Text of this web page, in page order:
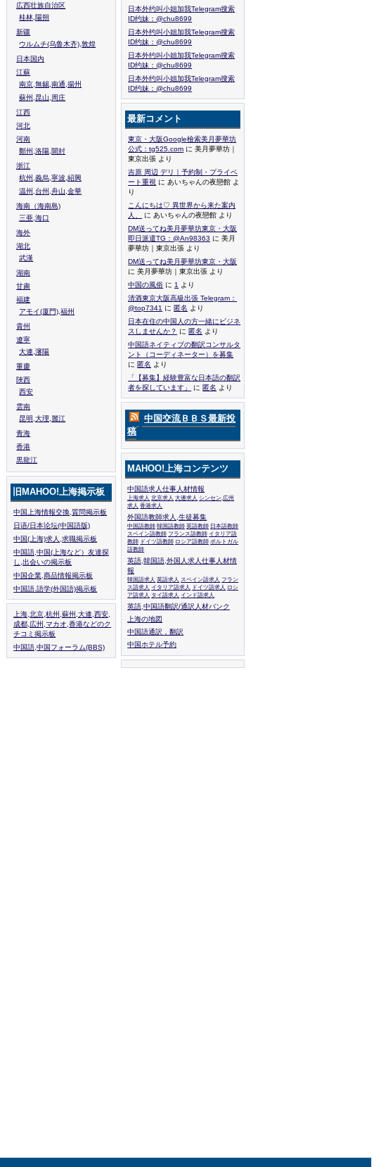
広西壮族自治区
桂林,陽朔
新疆
ウルムチ(乌鲁木齐),敦煌
日本国内
江蘇
南京,無錫,南通,揚州
蘇州,昆山,周庄
江西
河北
河南
鄭州,洛陽,開封
浙江
杭州,義烏,寧波,紹興
温州,台州,舟山,金華
海南（海南島)
三亜,海口
海外
湖北
武漢
湖南
甘粛
福建
アモイ(厦門),福州
貴州
遼寧
大連,瀋陽
重慶
陜西
西安
雲南
昆明,大理,麗江
青海
香港
黒龍江
旧MAHOO!上海掲示板
中国上海情報交換,質問掲示板
日语/日本论坛(中国語版)
中国(上海)求人,求職掲示板
中国語,中国(上海など）友達探
し,出会いの掲示板
中国企業,商品情報掲示板
中国語.語学(外国語)掲示板
上海,北京,杭州,蘇州,大連,西安,
成都,広州,マカオ,香港などのク
チコミ掲示板
中国語,中国フォーラム(BBS)
日本外约叫小姐加我Telegram搜索
ID约妹：@chu8699
日本外约叫小姐加我Telegram搜索
ID约妹：@chu8699
日本外约叫小姐加我Telegram搜索
ID约妹：@chu8699
日本外约叫小姐加我Telegram搜索
ID约妹：@chu8699
最新コメント
東京・大阪Google檢索美月夢華坊
公式：tg525.com に 美月夢華坊｜
東京出張 より
吉原 周辺 デリ｜予約制・プライベ
ート重視 に あいちゃんの夜戀館 よ
り
こんにちは♡ 異世界から来た案内
人、
に あいちゃんの夜戀館 より
DM送ってね美月夢華坊東京・大阪
即日派遣TG：@An98363 に 美月
夢華坊｜東京出張 より
DM送ってね美月夢華坊東京・大阪
に 美月夢華坊｜東京出張 より
中国の風俗 に 1
より
清酒東京大阪高級出張 Telegram：
@top7341 に 匿名 より
日本在住の中国人の方一緒にビジネ
スしませんか？ に 匿名 より
中国語ネイティブの翻訳コンサルタ
ント（コーディネーター）を募集
に 匿名 より
「【募集】経験豊富な日本語の翻訳
者を探しています」
に 匿名 より
中国交流ＢＢＳ最新投
稿
MAHOO!上海コンテンツ
中国語求人仕事人材情報
上海求人 北京求人 大連求人 シンセン,広州
求人 香港求人
外国語教師求人,生徒募集
中国語教師 韓国語教師 英語教師 日本語教師
スペイン語教師 フランス語教師 イタリア語
教師 ドイツ語教師 ロシア語教師 ポルトガル
語教師
英語,韓国語,外国人求人仕事人材情
報
韓国語求人 英語求人 スペイン語求人 フラン
ス語求人 イタリア語求人 ドイツ語求人 ロシ
ア語求人 タイ語求人 インド語求人
英語,中国語翻訳/通訳人材バンク
上海の地図
中国語通訳，翻訳
中国ホテル予約